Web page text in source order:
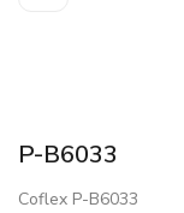
P-B6033
Coflex P-B6033